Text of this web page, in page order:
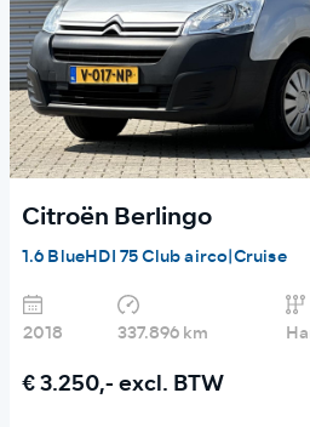
Citroën Berlingo
1.6 BlueHDI 75 Club airco|Cruise
2018 337.896 km
€ 3.250,-excl. BTW